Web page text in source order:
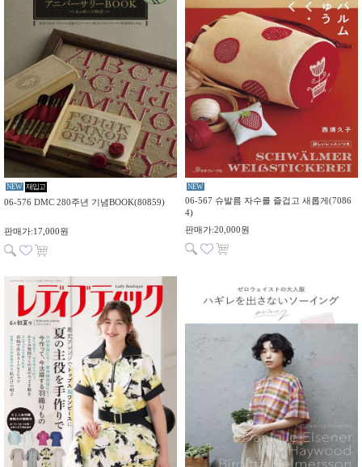
NEW 재입고
06-576 DMC 280주년 기념BOOK(80859)
판매가:17,000원
NEW
06-567 슈발름 자수를 즐겁고 새롭게(7086
4)
판매가:20,000원